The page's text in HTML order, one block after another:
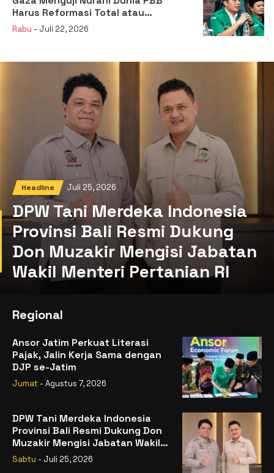
Harus Reformasi Total atau
Kehilangan Legitimasi
Rabu - Juli 22, 2026
Headline Juli 25, 2026
DPW Tani Merdeka Indonesia
Provinsi Bali Resmi Dukung
Don Muzakir Mengisi Jabatan
Wakil Menteri Pertanian RI
Regional
Ansor Jatim Perkuat Literasi
Pajak, Jalin Kerja Sama dengan
DJP se-Jatim
Jumat - Agustus 7, 2026
DPW Tani Merdeka Indonesia
Provinsi Bali Resmi Dukung Don
Muzakir Mengisi Jabatan Wakil
Menteri Pertanian RI
Sabtu - Juli 25, 2026